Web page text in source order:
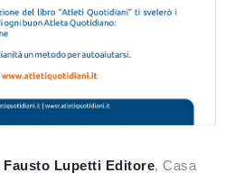
Fausto Lupetti Editore, Casa